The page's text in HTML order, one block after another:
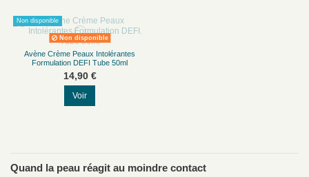
Non disponible
Non disponible
Avène Crème Peaux Intolérantes
Formulation DEFI Tube 50ml
14,90 €
Voir
Quand la peau réagit au moindre contact